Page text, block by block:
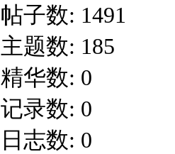
帖子数: 1491
主题数: 185
精华数: 0
记录数: 0
日志数: 0